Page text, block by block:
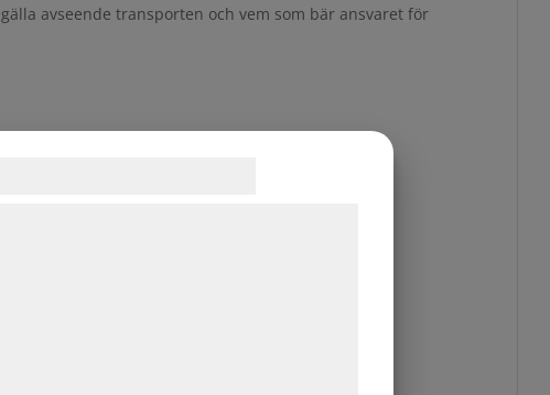
avseende transporten och vem som bär ansvaret för